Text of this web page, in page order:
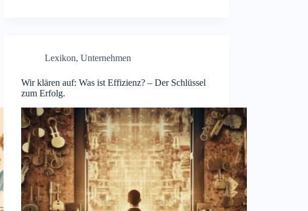
Lexikon,Unternehmen
Wir klären auf: Was ist Effizienz? – Der Schlüssel
zum Erfolg.